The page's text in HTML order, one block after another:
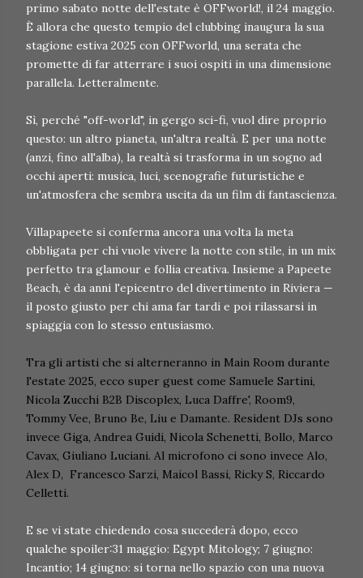
primo sabato notte dell'estate è OFFworld!, il 24 maggio.
È allora che questo tempio del clubbing inaugura la sua
stagione estiva 2025 con OFFworld, una serata che
promette di far atterrare i suoi ospiti in una dimensione
parallela. Letteralmente.
Sì, perché "off-world", in gergo sci-fi, vuol dire proprio
questo: un altro pianeta, un'altra realtà. E per una notte
(anzi, fino all'alba), la realtà si trasforma in un sogno ad
occhi aperti: musica, luci, scenografie futuristiche e
un'atmosfera che sembra uscita da un film di fantascienza.
Villapapeete si conferma ancora una volta la meta
obbligata per chi vuole vivere la notte con stile, in un mix
perfetto tra glamour e follia creativa. Insieme a Papeete
Beach, è da anni l'epicentro del divertimento in Riviera —
il posto giusto per chi ama far tardi e poi rilassarsi in
spiaggia con lo stesso entusiasmo.
Tra gli artisti che si alterneranno in Main Room durante
l'estate 2025, ecco super guest come Samuele Sartini,
Nicola Zucchi B2B Discoplex, Luca Daffre', Room9,
Tommy Vee, Bruno Be, Liu e Damante. Resident DJs sono
invece Giga, Andrea Guidi, Nicola Schenetti, Bollo, Marco
Cavax, Giuliano Luciani. Al microfono ci sono invece Alo,
Alex D, Francesco Sarzi, Maicol Bassi, Ricky S, Riccardo
Celletti.
E se vi state chiedendo cosa succederà dopo, ecco
qualche spoiler:31 maggio: Egypt Mitology; 7 giugno:
Incantio; 14 giugno: si torna nello spazio con una nuova